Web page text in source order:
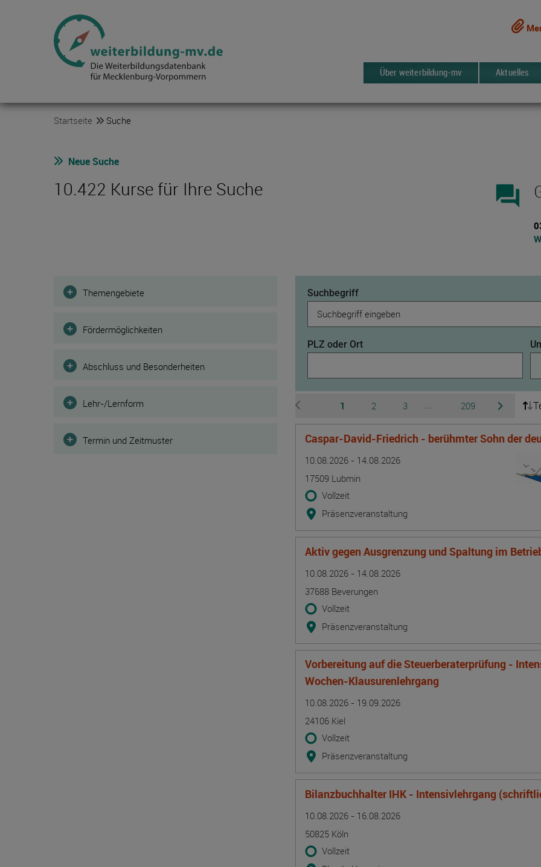
Über weiterbildung-mv Aktuelles
Startseite Suche
Neue Suche
10.422 Kurse für Ihre Suche forum
Suchbegriff
PLZ oder Ort
Filter
Themengebiete
Fördermöglichkeiten
Abschluss und Besonderheiten
Lehr-/Lernform
Termin und Zeitmuster
zur vorherigen Seite wechseln
Seite
1 Seite
2 Seite
3
...
Seite
209 zur nächsten
Caspar-David-Friedrich - berühmter Sohn der
10.08.2026 - 14.08.2026
17509 Lubmin
Vollzeit
Präsenzveranstaltung
Aktiv gegen Ausgrenzung und Spaltung im
10.08.2026 - 14.08.2026
37688 Beverungen
Vollzeit
Präsenzveranstaltung
Vorbereitung auf die Steuerberaterprüfung -
Wochen-Klausurenlehrgang
10.08.2026 - 19.09.2026
24106 Kiel
Vollzeit
Präsenzveranstaltung
Bilanzbuchhalter IHK - Intensivlehrgang
10.08.2026 - 16.08.2026
50825 Köln
Vollzeit